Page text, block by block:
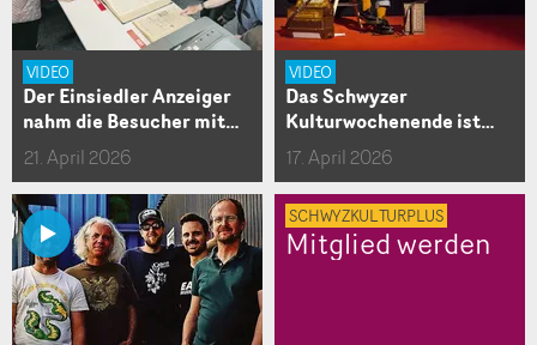
VIDEO
Der Einsiedler Anzeiger
nahm die Besucher mit…
21. April 2026
VIDEO
Das Schwyzer
Kulturwochenende ist…
17. April 2026
SCHWYZKULTURPLUS
Mitglied werden